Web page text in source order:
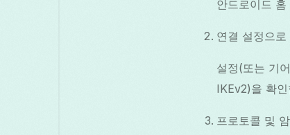
안드로이드
연결 설정으로
설정(또는 기
IKEv2)을 확인
프로토콜 및